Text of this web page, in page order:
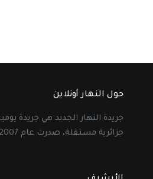
حول النهار أونلاين
جريدة النهار الجديد هي جريدة
جزائرية مستقلة، صدرت عام 2007.